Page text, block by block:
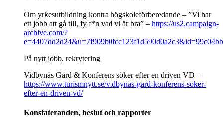
Om yrkesutbildning kontra högskoleförberedande – ”Vi har
ett jobb att gå till, fy f*n vad vi är bra” – https://us2.campaign-
archive.com/?
På nytt jobb, rekrytering
Vidbynäs Gård & Konferens söker efter en driven VD –
https://www.turismnytt.se/vidbynas-gard-konferens-soker-
efter-en-driven-vd/
Konstateranden, beslut och rapporter